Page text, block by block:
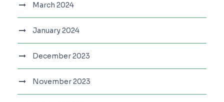
March 2024
January 2024
December 2023
November 2023